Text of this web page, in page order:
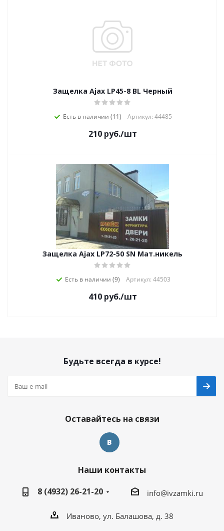
Защелка Ajax LP45-8 BL Черный
Есть в наличии (11) Артикул: 44485
210руб./шт
Защелка Ajax LP72-50 SN Мат.никель
Есть в наличии (9) Артикул: 44503
410руб./шт
Будьте всегда в курсе!
Оставайтесь на связи
Наши контакты
8 (4932) 26-21-20
info@ivzamki.ru
Иваново, ул. Балашова, д. 38